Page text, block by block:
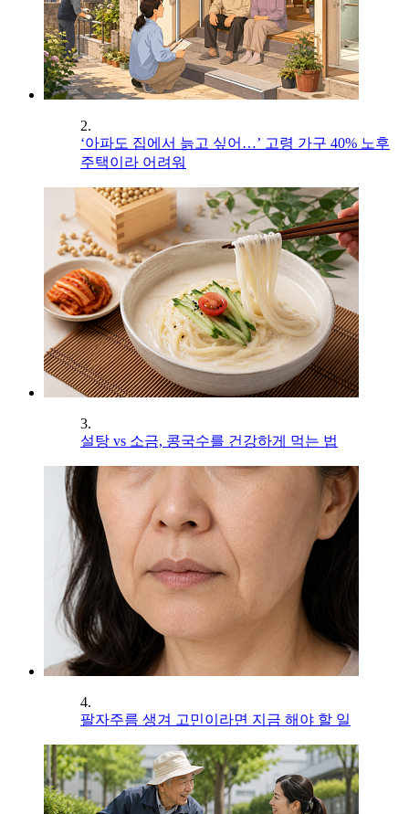
2.
‘아파도 집에서 늙고 싶어…’ 고령 가구 40% 노후
주택이라 어려워
3.
설탕 vs 소금, 콩국수를 건강하게 먹는 법
4.
팔자주름 생겨 고민이라면 지금 해야 할 일